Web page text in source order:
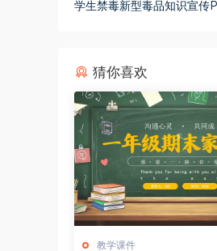
学生禁毒新型毒品知识宣传
猜你喜欢
教学课件